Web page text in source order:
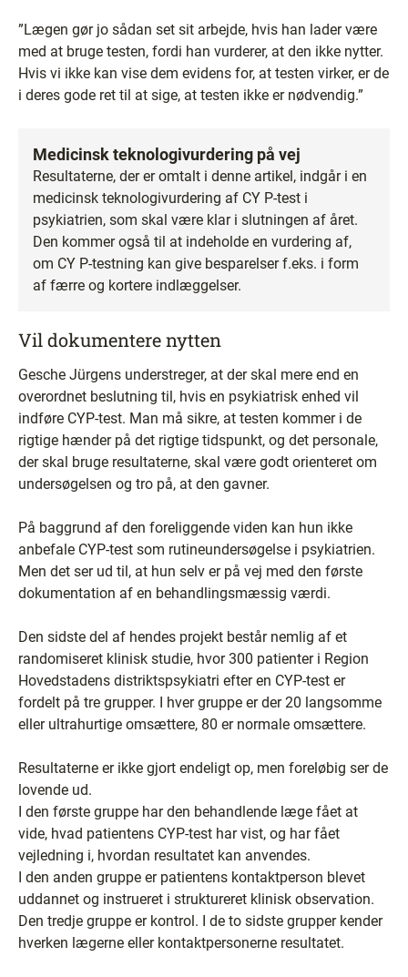
”Lægen gør jo sådan set sit arbejde, hvis han lader være
med at bruge testen, fordi han vurderer, at den ikke nytter.
Hvis vi ikke kan vise dem evidens for, at testen virker, er de
i deres gode ret til at sige, at testen ikke er nødvendig.”
Medicinsk teknologivurdering på vej
Resultaterne, der er omtalt i denne artikel, indgår i en
medicinsk teknologivurdering af CY P-test i
psykiatrien, som skal være klar i slutningen af året.
Den kommer også til at indeholde en vurdering af,
om CY P-testning kan give besparelser f.eks. i form
af færre og kortere indlæggelser.
Vil dokumentere nytten
Gesche Jürgens understreger, at der skal mere end en
overordnet beslutning til, hvis en psykiatrisk enhed vil
indføre CYP-test. Man må sikre, at testen kommer i de
rigtige hænder på det rigtige tidspunkt, og det personale,
der skal bruge resultaterne, skal være godt orienteret om
undersøgelsen og tro på, at den gavner.
På baggrund af den foreliggende viden kan hun ikke
anbefale CYP-test som rutineundersøgelse i psykiatrien.
Men det ser ud til, at hun selv er på vej med den første
dokumentation af en behandlingsmæssig værdi.
Den sidste del af hendes projekt består nemlig af et
randomiseret klinisk studie, hvor 300 patienter i Region
Hovedstadens distriktspsykiatri efter en CYP-test er
fordelt på tre grupper. I hver gruppe er der 20 langsomme
eller ultrahurtige omsættere, 80 er normale omsættere.
Resultaterne er ikke gjort endeligt op, men foreløbig ser de
lovende ud.
I den første gruppe har den behandlende læge fået at
vide, hvad patientens CYP-test har vist, og har fået
vejledning i, hvordan resultatet kan anvendes.
I den anden gruppe er patientens kontaktperson blevet
uddannet og instrueret i struktureret klinisk observation.
Den tredje gruppe er kontrol. I de to sidste grupper kender
hverken lægerne eller kontaktpersonerne resultatet.